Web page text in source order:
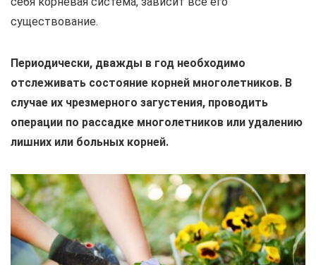
существование.
Периодически, дважды в год необходимо
отслеживать состояние корней многолетников. В
случае их чрезмерного загустения, проводить
операции по рассадке многолетников или удалению
лишних или больных корней.